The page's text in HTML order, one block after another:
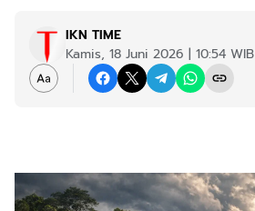
IKN TIME
Kamis, 18 Juni 2026 | 10:54 WIB